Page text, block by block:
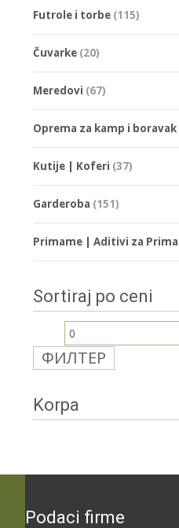
Futrole i torbe (115)
Čuvarke (20)
Meredovi (67)
Oprema za kamp i
Kutije | Koferi (37)
Garderoba (151)
Primame | Aditivi za
Sortiraj po ceni
Минимална
цена
ФИЛТЕР
Korpa
Podaci firme